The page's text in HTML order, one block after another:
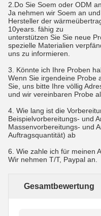
2.Do Sie Soem oder ODM
Ja nehmen wir Soem an
Hersteller der
10years. fähig zu
unterstützen Sie Sie neue
spezielle Materialien
uns zu informieren.
3. Könnte ich Ihre Proben
Wenn Sie irgendeine Probe
Sie, uns bitte Ihre völlig
und wir vereinbaren Probe
4. Wie lang ist die
Beispielvorbereitungs- und
Massenvorbereitungs- und
Auftragsquantität) ab
6. Wie zahle ich für meinen
Wir nehmen T/T, Paypal an.
Gesamtbewertung